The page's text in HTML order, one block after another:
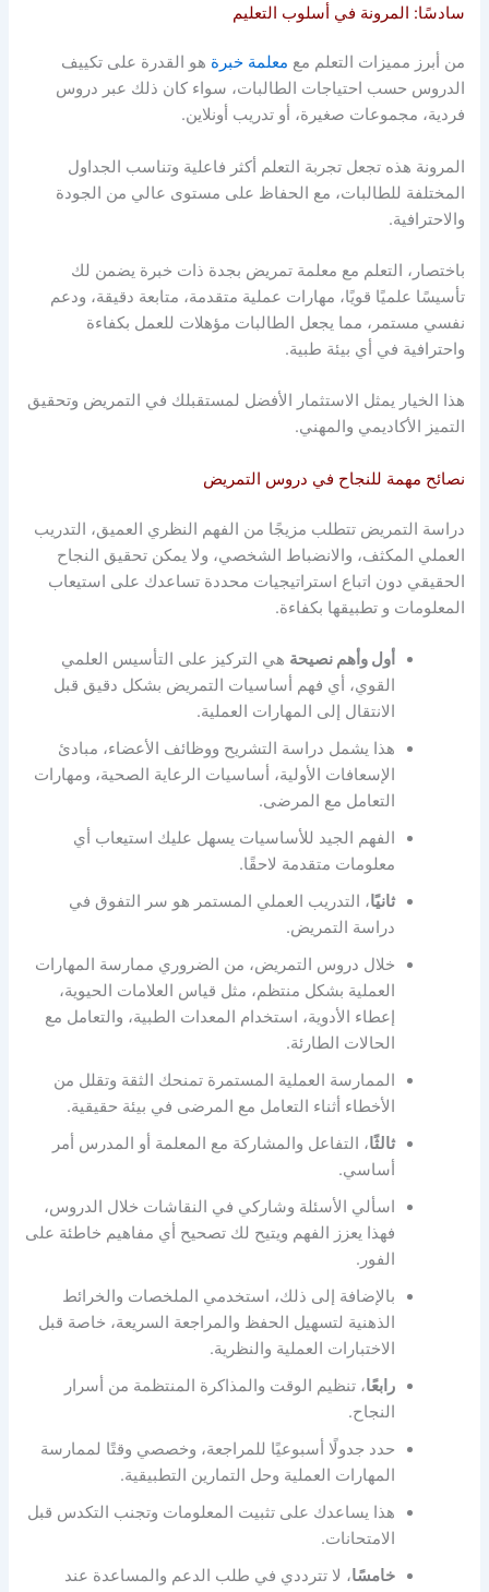
سادسًا: المرونة في أسلوب التعليم
من أبرز مميزات التعلم مع معلمة خبرة هو القدرة على تكييف
الدروس حسب احتياجات الطالبات، سواء كان ذلك عبر دروس
فردية، مجموعات صغيرة، أو تدريب أونلاين.
المرونة هذه تجعل تجربة التعلم أكثر فاعلية وتناسب الجداول
المختلفة للطالبات، مع الحفاظ على مستوى عالي من الجودة
والاحترافية.
باختصار، التعلم مع معلمة تمريض بجدة ذات خبرة يضمن لك
تأسيسًا علميًا قويًا، مهارات عملية متقدمة، متابعة دقيقة، ودعم
نفسي مستمر، مما يجعل الطالبات مؤهلات للعمل بكفاءة
واحترافية في أي بيئة طبية.
هذا الخيار يمثل الاستثمار الأفضل لمستقبلك في التمريض وتحقيق
التميز الأكاديمي والمهني.
نصائح مهمة للنجاح في دروس التمريض
دراسة التمريض تتطلب مزيجًا من الفهم النظري العميق، التدريب
العملي المكثف، والانضباط الشخصي، ولا يمكن تحقيق النجاح
الحقيقي دون اتباع استراتيجيات محددة تساعدك على استيعاب
المعلومات و تطبيقها بكفاءة.
أول وأهم نصيحة هي التركيز على التأسيس العلمي
القوي، أي فهم أساسيات التمريض بشكل دقيق قبل
الانتقال إلى المهارات العملية.
هذا يشمل دراسة التشريح ووظائف الأعضاء، مبادئ
الإسعافات الأولية، أساسيات الرعاية الصحية، ومهارات
التعامل مع المرضى.
الفهم الجيد للأساسيات يسهل عليك استيعاب أي
معلومات متقدمة لاحقًا.
ثانيًا، التدريب العملي المستمر هو سر التفوق في
دراسة التمريض.
خلال دروس التمريض، من الضروري ممارسة المهارات
العملية بشكل منتظم، مثل قياس العلامات الحيوية،
إعطاء الأدوية، استخدام المعدات الطبية، والتعامل مع
الحالات الطارئة.
الممارسة العملية المستمرة تمنحك الثقة وتقلل من
الأخطاء أثناء التعامل مع المرضى في بيئة حقيقية.
ثالثًا، التفاعل والمشاركة مع المعلمة أو المدرس أمر
أساسي.
اسألي الأسئلة وشاركي في النقاشات خلال الدروس،
فهذا يعزز الفهم ويتيح لك تصحيح أي مفاهيم خاطئة على
الفور.
بالإضافة إلى ذلك، استخدمي الملخصات والخرائط
الذهنية لتسهيل الحفظ والمراجعة السريعة، خاصة قبل
الاختبارات العملية والنظرية.
رابعًا، تنظيم الوقت والمذاكرة المنتظمة من أسرار
النجاح.
حدد جدولًا أسبوعيًا للمراجعة، وخصصي وقتًا لممارسة
المهارات العملية وحل التمارين التطبيقية.
هذا يساعدك على تثبيت المعلومات وتجنب التكدس قبل
الامتحانات.
خامسًا، لا تترددي في طلب الدعم والمساعدة عند